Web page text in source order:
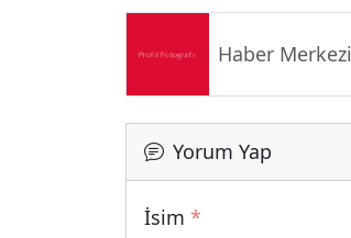
Haber Merkezi
Yorum Yap
İsim *